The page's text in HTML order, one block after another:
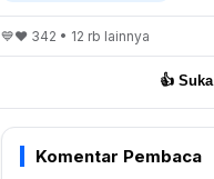
💙❤️ 342 • 12 rb lainnya
👍 Suka
Komentar Pembaca